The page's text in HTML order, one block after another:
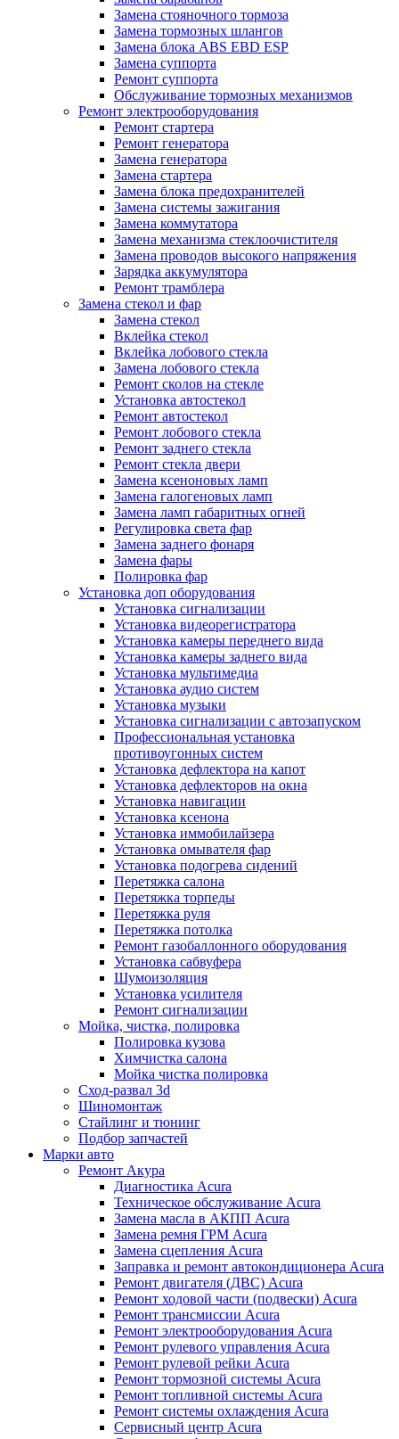
Замена стояночного тормоза
Замена тормозных шлангов
Замена блока ABS EBD ESP
Замена суппорта
Ремонт суппорта
Обслуживание тормозных механизмов
Ремонт электрооборудования
Ремонт стартера
Ремонт генератора
Замена генератора
Замена стартера
Замена блока предохранителей
Замена системы зажигания
Замена коммутатора
Замена механизма стеклоочистителя
Замена проводов высокого напряжения
Зарядка аккумулятора
Ремонт трамблера
Замена стекол и фар
Замена стекол
Вклейка стекол
Вклейка лобового стекла
Замена лобового стекла
Ремонт сколов на стекле
Установка автостекол
Ремонт автостекол
Ремонт лобового стекла
Ремонт заднего стекла
Ремонт стекла двери
Замена ксеноновых ламп
Замена галогеновых ламп
Замена ламп габаритных огней
Регулировка света фар
Замена заднего фонаря
Замена фары
Полировка фар
Установка доп оборудования
Установка сигнализации
Установка видеорегистратора
Установка камеры переднего вида
Установка камеры заднего вида
Установка мультимедиа
Установка аудио систем
Установка музыки
Установка сигнализации с автозапуском
Профессиональная установка
противоугонных систем
Установка дефлектора на капот
Установка дефлекторов на окна
Установка навигации
Установка ксенона
Установка иммобилайзера
Установка омывателя фар
Установка подогрева сидений
Перетяжка салона
Перетяжка торпеды
Перетяжка руля
Перетяжка потолка
Ремонт газобаллонного оборудования
Установка сабвуфера
Шумоизоляция
Установка усилителя
Ремонт сигнализации
Мойка, чистка, полировка
Полировка кузова
Химчистка салона
Мойка чистка полировка
Сход-развал 3d
Шиномонтаж
Стайлинг и тюнинг
Подбор запчастей
Марки авто
Ремонт Акура
Диагностика Acura
Техническое обслуживание Acura
Замена масла в АКПП Acura
Замена ремня ГРМ Acura
Замена сцепления Acura
Заправка и ремонт автокондиционера Acura
Ремонт двигателя (ДВС) Acura
Ремонт ходовой части (подвески) Acura
Ремонт трансмиссии Acura
Ремонт электрооборудования Acura
Ремонт рулевого управления Acura
Ремонт рулевой рейки Acura
Ремонт тормозной системы Acura
Ремонт топливной системы Acura
Ремонт системы охлаждения Acura
Сервисный центр Acura